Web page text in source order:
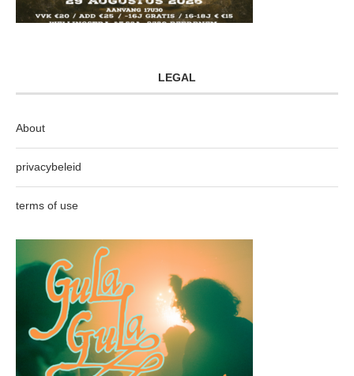
LEGAL
About
privacybeleid
terms of use